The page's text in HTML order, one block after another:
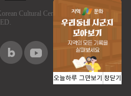
Cultural Centers.
ALL RIGHT RES
오늘하루 그만보기 창닫기